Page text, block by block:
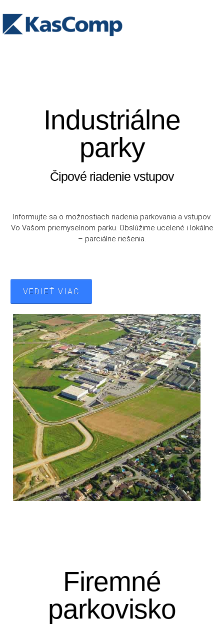
Industriálne
parky
Čipové riadenie vstupov
Informujte sa o možnostiach riadenia parkovania a vstupov.
Vo Vašom priemyselnom parku. Obslúžime ucelené i lokálne
– parciálne riešenia.
VEDIEŤ VIAC
Firemné
parkovisko